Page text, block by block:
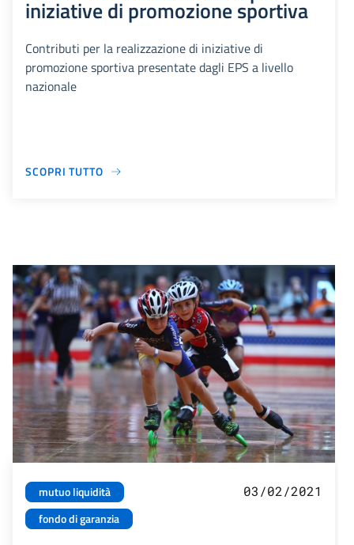
iniziative di promozione sportiva
Contributi per la realizzazione di iniziative di
promozione sportiva presentate dagli EPS a livello
nazionale
SCOPRI TUTTO
mutuo liquidità
fondo di garanzia
03/02/2021